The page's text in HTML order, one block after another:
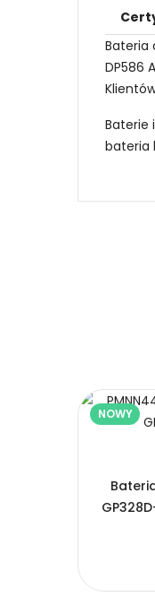
Bateria
DP586
Baterie
bateria
Prawo
Numer
Jak
NOWY